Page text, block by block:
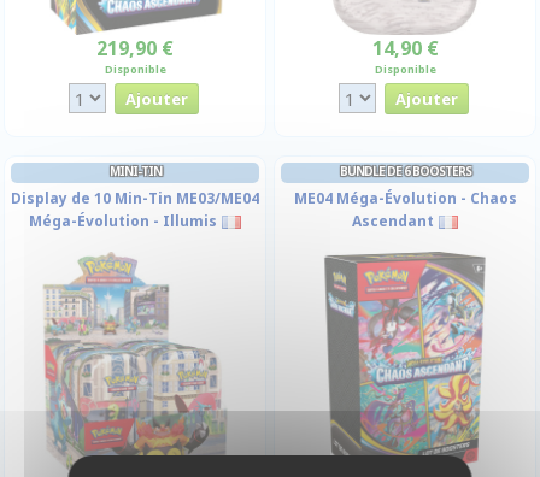
219,90 €
Disponible
14,90 €
Disponible
MINI-TIN
Display de 10 Min-Tin ME03/ME04
Méga-Évolution - Illumis
BUNDLE DE 6 BOOSTERS
ME04 Méga-Évolution - Chaos
Ascendant